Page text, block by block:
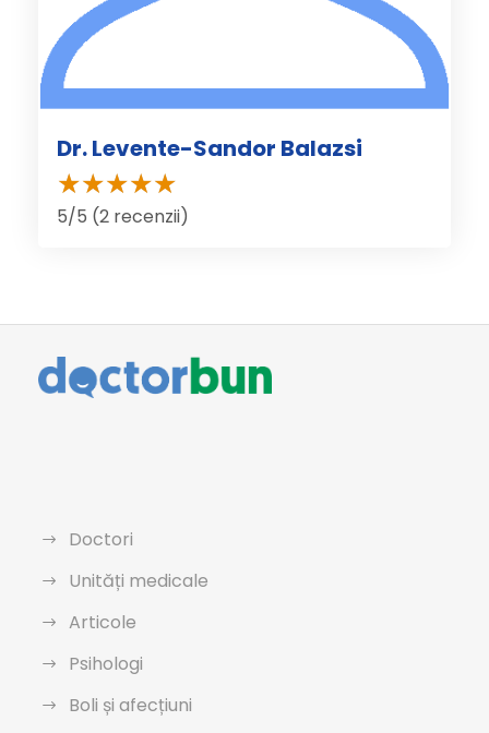
Dr. Levente-Sandor Balazsi
5/5 (2 recenzii)
Doctori
Unități medicale
Articole
Psihologi
Boli și afecțiuni